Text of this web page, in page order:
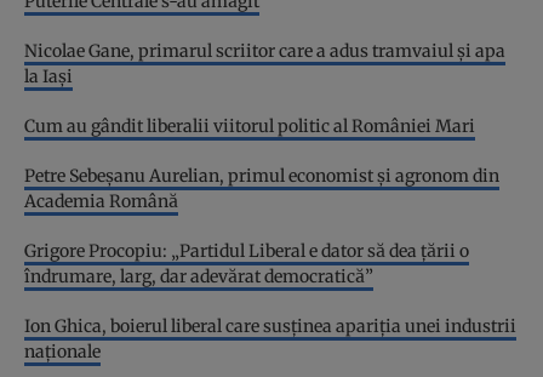
Nicolae Gane, primarul scriitor care a adus tramvaiul și apa
la Iași
Cum au gândit liberalii viitorul politic al României Mari
Petre Sebeșanu Aurelian, primul economist și agronom din
Academia Română
Grigore Procopiu: „Partidul Liberal e dator să dea țării o
îndrumare, larg, dar adevărat democratică”
Ion Ghica, boierul liberal care susținea apariția unei industrii
naționale